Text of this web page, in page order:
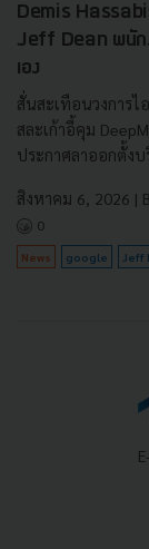
Demis
Jeff Dean พนัก
เอง
สั่นสะเทือนวงการ
สละเก้าอี้คุม
ประกาศลาออกตั้ง
สิงหาคม 6, 2026 |
0
News google Jeff